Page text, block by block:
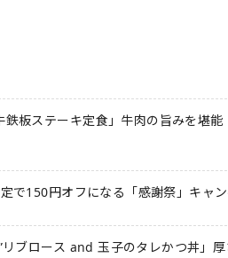
鉄板ステーキ定食」牛肉の旨みを堪
定で150円オフになる「感謝祭」キャ
”リブロース and 玉子のタレかつ丼」